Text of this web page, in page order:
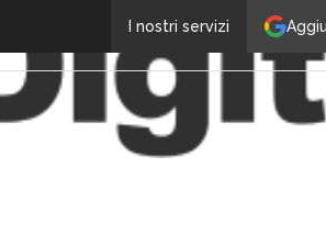
I nostri servizi